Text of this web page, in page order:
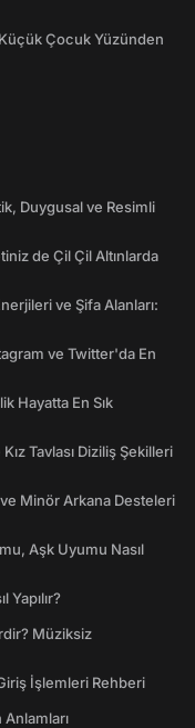
Küçük Çocuk Yüzünden
Duygusal ve Resimli
de Çil Çil Altınlarda
ve Şifa Alanları:
ve Twitter'da En
Hayatta En Sık
Tavlası Diziliş Şekilleri
Minör Arkana Desteleri
Aşk Uyumu Nasıl
Müziksiz
İşlemleri Rehberi
Anlamları